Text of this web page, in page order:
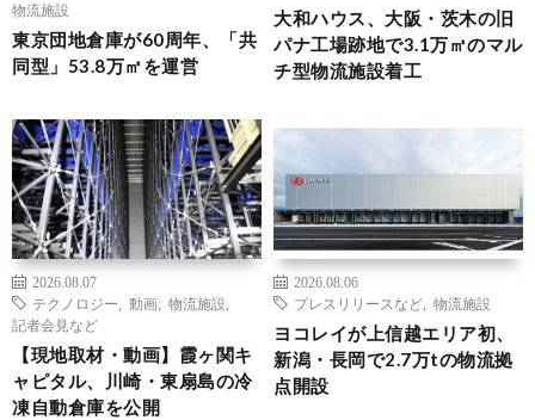
物流施設
東京団地倉庫が60周年、「共
同型」53.8万㎡を運営
大和ハウス、大阪・茨木の旧
パナ工場跡地で3.1万㎡のマル
チ型物流施設着工
2026.08.07
テクノロジー
動画 物流施設
記者会見など
【現地取材・動画】霞ヶ関キ
ャピタル、川崎・東扇島の冷
凍自動倉庫を公開
2026.08.06
プレスリリースなど
物流施設
ヨコレイが上信越エリア初、
新潟・長岡で2.7万tの物流拠
点開設